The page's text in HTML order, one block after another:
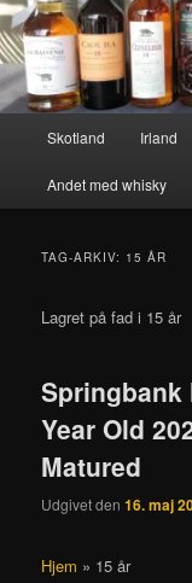
Skotland Irland
Andet med whisky
TAG-ARKIV: 15 ÅR
Lagret på fad i 15 år
Springbank
Year Old
Matured
Udgivet den16. maj
Hjem » 15 år